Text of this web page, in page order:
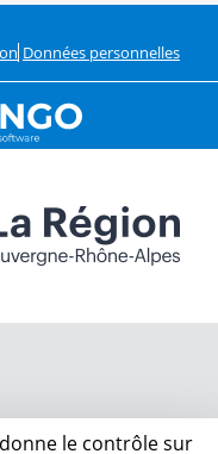
Données personnelles
le contrôle sur